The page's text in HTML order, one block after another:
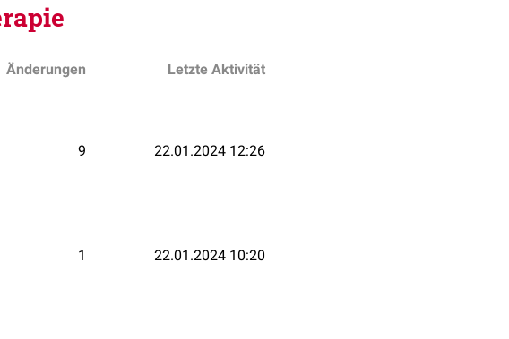
Änderungen Letzte Aktivität
9 22.01.2024 12:26
1 22.01.2024 10:20